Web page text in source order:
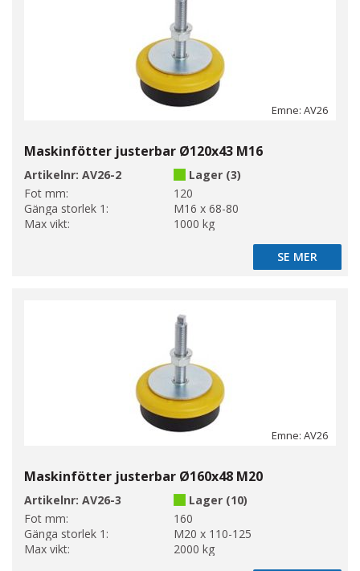
Emne: AV26
Maskinfötter justerbar Ø120x43 M16
Artikelnr: AV26-2
Lager (3)
Fot mm:
120
Gänga storlek 1:
M16 x 68-80
Max vikt:
1000 kg
SE MER
SE MER
Emne: AV26
Maskinfötter justerbar Ø160x48 M20
Artikelnr: AV26-3
Lager (10)
Fot mm:
160
Gänga storlek 1:
M20 x 110-125
Max vikt:
2000 kg